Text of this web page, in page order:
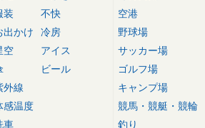
装
出かけ
空
外線
感温度
車
不快
冷房
アイス
ビール
空港
野球場
サッカー場
ゴルフ場
キャンプ場
競馬・競艇・競輪
釣り